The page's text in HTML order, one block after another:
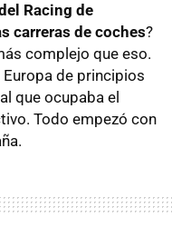
Racing de
carreras de coches?
complejo que eso.
de principios
que ocupaba el
Todo empezó con